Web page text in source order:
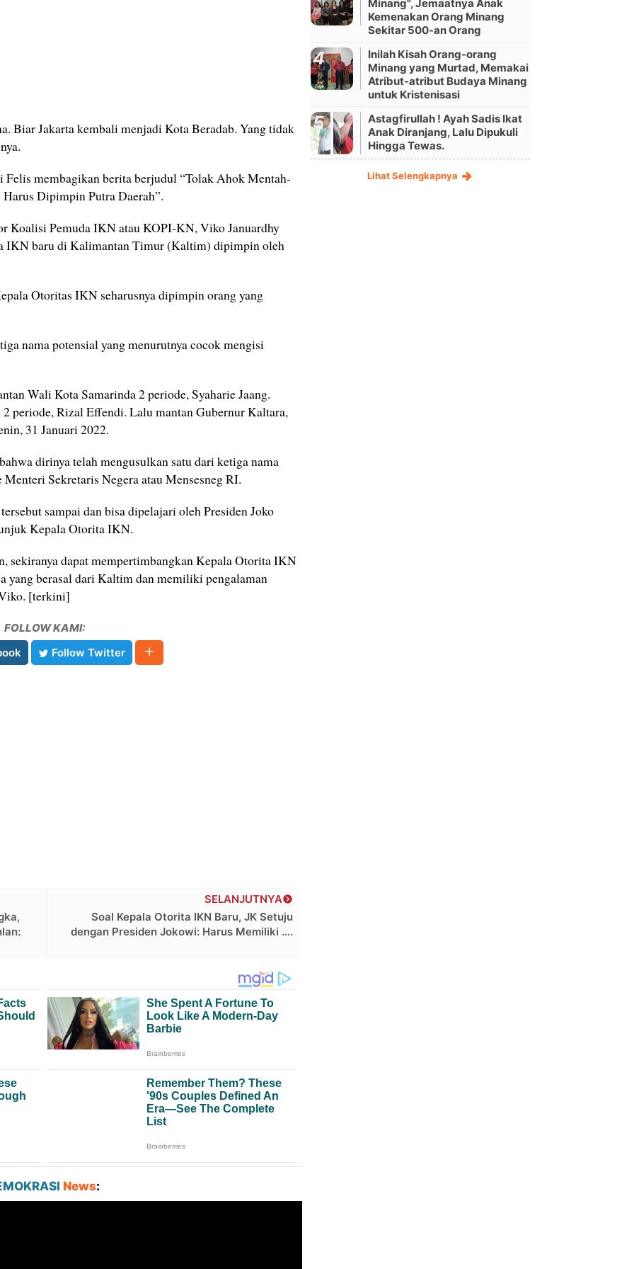
Biar Jakarta kembali menjadi Kota Beradab. Yang tidak
Felis membagikan berita berjudul “Tolak Ahok Mentah-
Dipimpin Putra Daerah”.
Koalisi Pemuda IKN atau KOPI-KN, Viko Januardhy
IKN baru di Kalimantan Timur (Kaltim) dipimpin oleh
Otoritas IKN seharusnya dipimpin orang yang
nama potensial yang menurutnya cocok mengisi
Wali Kota Samarinda 2 periode, Syaharie Jaang.
periode, Rizal Effendi. Lalu mantan Gubernur Kaltara,
31 Januari 2022.
dirinya telah mengusulkan satu dari ketiga nama
Sekretaris Negera atau Mensesneg RI.
sampai dan bisa dipelajari oleh Presiden Joko
Kepala Otorita IKN.
sekiranya dapat mempertimbangkan Kepala Otorita IKN
yang berasal dari Kaltim dan memiliki pengalaman
Viko. [terkini]
FOLLOW KAMI:
Follow Twitter
SELANJUTNYA
Soal Kepala Otorita IKN Baru, JK Setuju
dengan Presiden Jokowi: Harus Memiliki ….
News:
Minang", Jemaatnya Anak
Kemenakan Orang Minang
Sekitar 500-an Orang
Inilah Kisah Orang-orang
Minang yang Murtad, Memakai
Atribut-atribut Budaya Minang
untuk Kristenisasi
Astagfirullah ! Ayah Sadis Ikat
Anak Diranjang, Lalu Dipukuli
Hingga Tewas.
Lihat Selengkapnya